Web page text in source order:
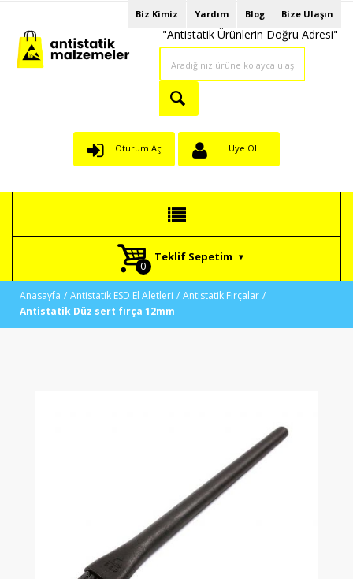
Biz Kimiz Yardım Blog Bize Ulaşın
"Antistatik Ürünlerin Doğru Adresi"
Oturum Aç Üye Ol
Teklif Sepetim
Anasayfa Antistatik ESD El Aletleri
Antistatik Fırçalar
Antistatik Düz sert fırça 12mm